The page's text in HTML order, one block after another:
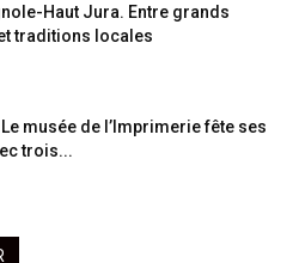
Haut Jura. Entre grands
traditions locales
musée de l’Imprimerie fête ses
trois...